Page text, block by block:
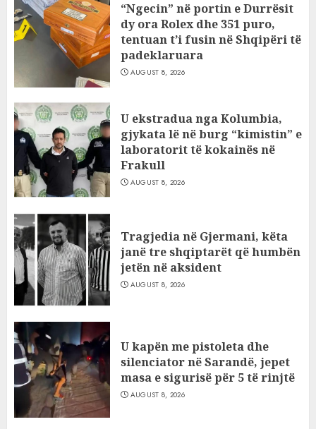
“Ngecin” në portin e Durrësit
dy ora Rolex dhe 351 puro,
tentuan t’i fusin në Shqipëri të
padeklaruara
AUGUST 8, 2026
U ekstradua nga Kolumbia,
gjykata lë në burg “kimistin” e
laboratorit të kokainës në
Frakull
AUGUST 8, 2026
Tragjedia në Gjermani, këta
janë tre shqiptarët që humbën
jetën në aksident
AUGUST 8, 2026
U kapën me pistoleta dhe
silenciator në Sarandë, jepet
masa e sigurisë për 5 të rinjtë
AUGUST 8, 2026